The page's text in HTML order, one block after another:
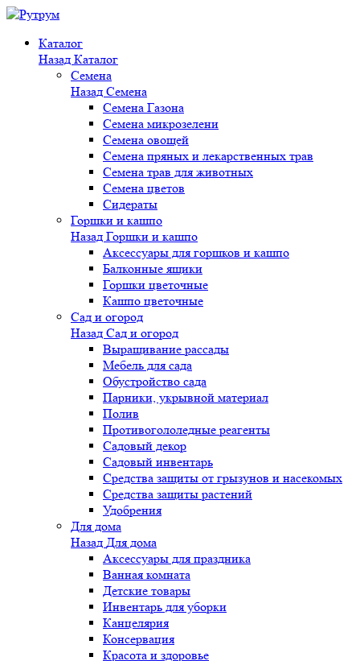
Каталог
Назад Каталог
Семена
Назад Семена
Семена Газона
Семена микрозелени
Семена овощей
Семена пряных и лекарственных трав
Семена трав для животных
Семена цветов
Сидераты
Горшки и кашпо
Назад Горшки и кашпо
Аксессуары для горшков и кашпо
Балконные ящики
Горшки цветочные
Кашпо цветочные
Сад и огород
Назад Сад и огород
Выращивание рассады
Мебель для сада
Обустройство сада
Парники, укрывной материал
Полив
Противогололедные реагенты
Садовый декор
Садовый инвентарь
Средства защиты от грызунов и насекомых
Средства защиты растений
Удобрения
Для дома
Назад Для дома
Аксессуары для праздника
Ванная комната
Детские товары
Инвентарь для уборки
Канцелярия
Консервация
Красота и здоровье